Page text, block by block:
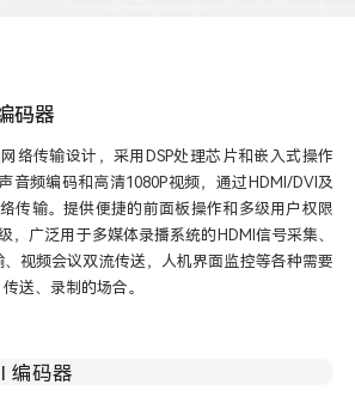
码器
络传输设计，采用DSP处理芯片和嵌入式操作
音频编码和高清1080P视频，通过HDMI/DVI及
传输。提供便捷的前面板操作和多级用户权限
，广泛用于多媒体录播系统的HDMI信号采集、
、视频会议双流传送，人机界面监控等各种需要
送、录制的场合。